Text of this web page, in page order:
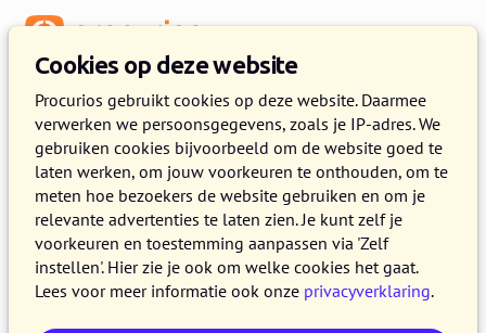
Cookies op deze website
Procurios gebruikt cookies op deze website. Daarmee
verwerken we persoonsgegevens, zoals je IP-adres. We
gebruiken cookies bijvoorbeeld om de website goed te
laten werken, om jouw voorkeuren te onthouden, om te
meten hoe bezoekers de website gebruiken en om je
relevante advertenties te laten zien. Je kunt zelf je
voorkeuren en toestemming aanpassen via 'Zelf
instellen'. Hier zie je ook om welke cookies het gaat.
Lees voor meer informatie ook onze privacyverklaring.